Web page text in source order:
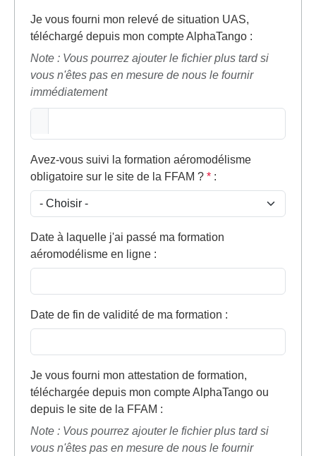
Je vous fourni mon relevé de situation UAS,
téléchargé depuis mon compte AlphaTango :
Note : Vous pourrez ajouter le fichier plus tard si
vous n'êtes pas en mesure de nous le fournir
immédiatement
Avez-vous suivi la formation aéromodélisme
obligatoire sur le site de la FFAM ? * :
Date à laquelle j'ai passé ma formation
aéromodélisme en ligne :
Date de fin de validité de ma formation :
Je vous fourni mon attestation de formation,
téléchargée depuis mon compte AlphaTango ou
depuis le site de la FFAM :
Note : Vous pourrez ajouter le fichier plus tard si
vous n'êtes pas en mesure de nous le fournir